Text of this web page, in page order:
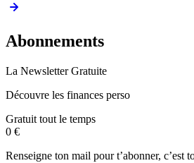
Abonnements
La Newsletter Gratuite
Découvre les finances perso
Gratuit tout le temps
0 €
Renseigne ton mail pour t’abonner, c’est